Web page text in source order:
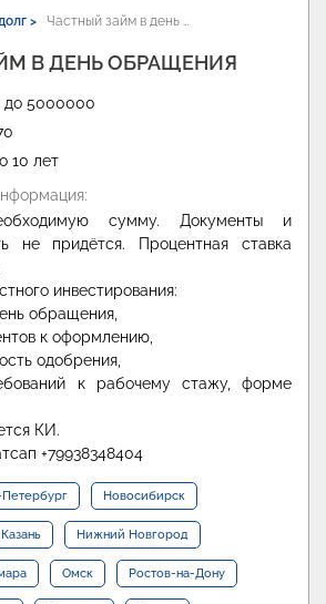
> Частный займ в день …
В ДЕНЬ ОБРАЩЕНИЯ
до 5000000
10 лет
сумму. Документы и
не придётся. Процентная ставка
инвестирования:
обращения,
к оформлению,
одобрения,
к рабочему стажу, форме
КИ.
+79938348404
Новосибирск
Казань Нижний Новгород
Омск Ростов-на-Дону